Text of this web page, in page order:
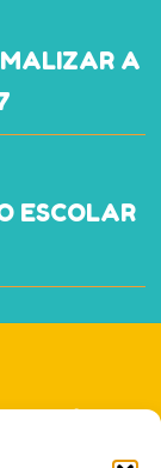
A
ESCOLAR
nesta